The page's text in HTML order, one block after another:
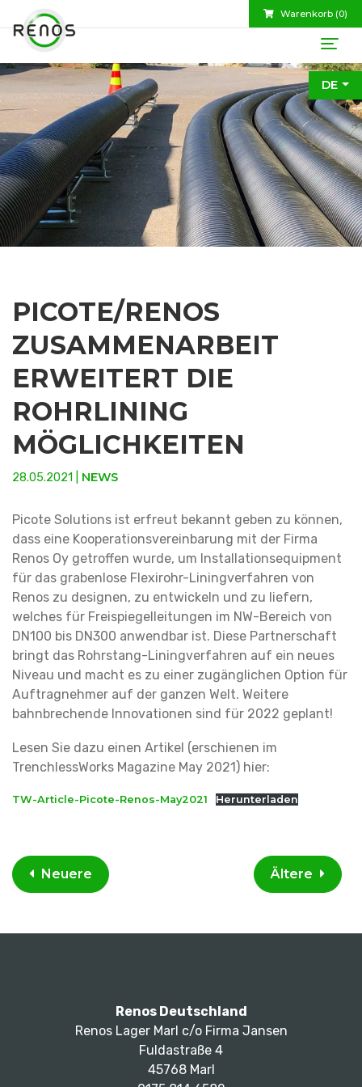
Warenkorb (0)
DE
PICOTE/RENOS
ZUSAMMENARBEIT
ERWEITERT DIE
ROHRLINING
MÖGLICHKEITEN
28.05.2021 | NEWS
Picote Solutions ist erfreut bekannt geben zu können,
dass eine Kooperationsvereinbarung mit der Firma
Renos Oy getroffen wurde, um Installationsequipment
für das grabenlose Flexirohr-Liningverfahren von
Renos zu designen, zu entwickeln und zu liefern,
welches für Freispiegelleitungen im NW-Bereich von
DN100 bis DN300 anwendbar ist. Diese Partnerschaft
bringt das Rohrstang-Liningverfahren auf ein neues
Niveau und macht es zu einer zugänglichen Option für
Auftragnehmer auf der ganzen Welt. Weitere
bahnbrechende Innovationen sind für 2022 geplant!
Lesen Sie dazu einen Artikel (erschienen im
TrenchlessWorks Magazine May 2021) hier:
TW-Article-Picote-Renos-May2021 Herunterladen
Ältere
Neuere
Renos Deutschland
Renos Lager Marl c/o Firma Jansen
Fuldastraße 4
45768 Marl